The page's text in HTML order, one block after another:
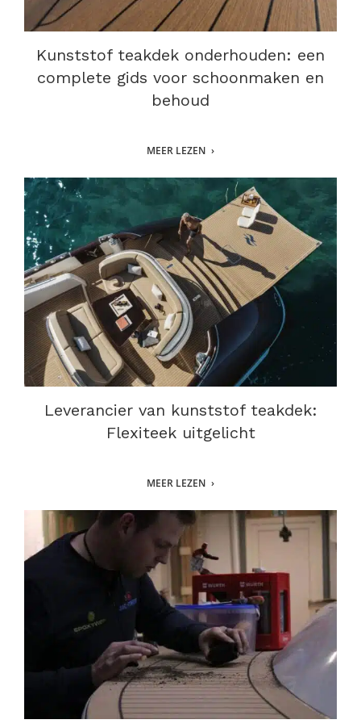
Kunststof teakdek onderhouden: een
complete gids voor schoonmaken en
behoud
MEER LEZEN
Leverancier van kunststof teakdek:
Flexiteek uitgelicht
MEER LEZEN